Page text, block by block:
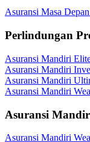
Asuransi Masa
Perlindungan
Asuransi Mandiri
Asuransi Mandiri
Asuransi Mandiri
Asuransi Mandiri
Asuransi
Asuransi Mandiri